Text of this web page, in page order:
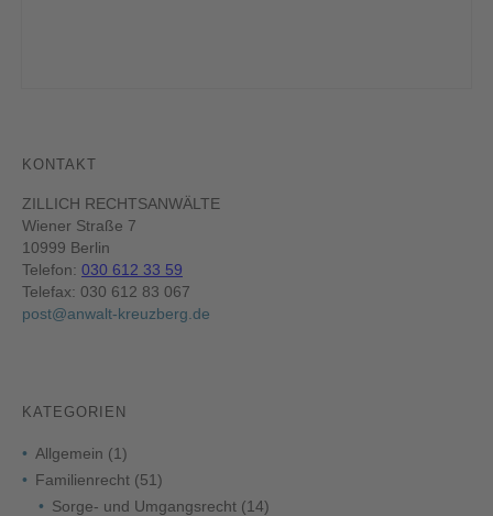
KONTAKT
ZILLICH RECHTSANWÄLTE
Wiener Straße 7
10999 Berlin
Telefon: 030 612 33 59
Telefax: 030 612 83 067
post@anwalt-kreuzberg.de
KATEGORIEN
Allgemein (1)
Familienrecht (51)
Sorge- und Umgangsrecht (14)